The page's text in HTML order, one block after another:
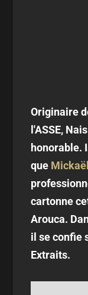
Originaire
l'ASSE,
honorable.
que
cartonne
Arouca.
il se confie
Extraits.